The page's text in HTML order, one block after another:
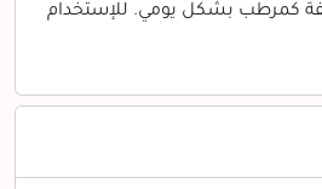
كمرطب بشكل يومي. للإستخدام